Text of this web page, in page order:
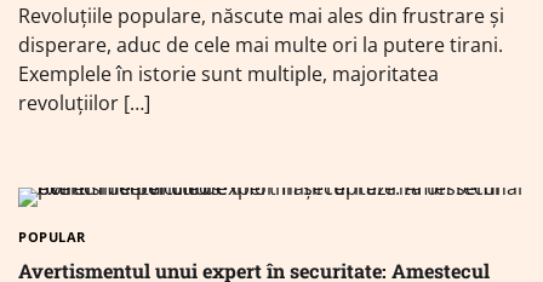
Revoluțiile populare, născute mai ales din frustrare și
disperare, aduc de cele mai multe ori la putere tirani.
Exemplele în istorie sunt multiple, majoritatea
revoluțiilor […]
POPULAR
Avertismentul unui expert în securitate: Amestecul